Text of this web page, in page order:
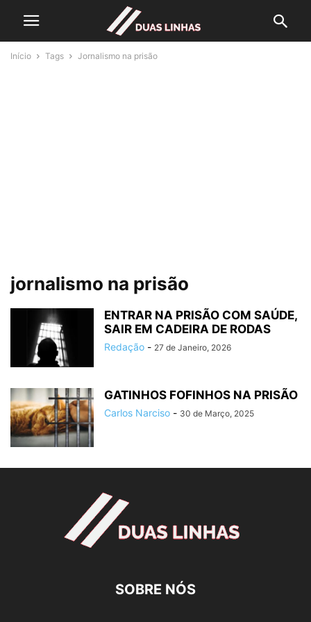
Início Tags Jornalismo na prisão
jornalismo na prisão
ENTRAR NA PRISÃO COM SAÚDE,
SAIR EM CADEIRA DE RODAS
Redação - 27 de Janeiro, 2026
GATINHOS FOFINHOS NA PRISÃO
Carlos Narciso - 30 de Março, 2025
SOBRE NÓS